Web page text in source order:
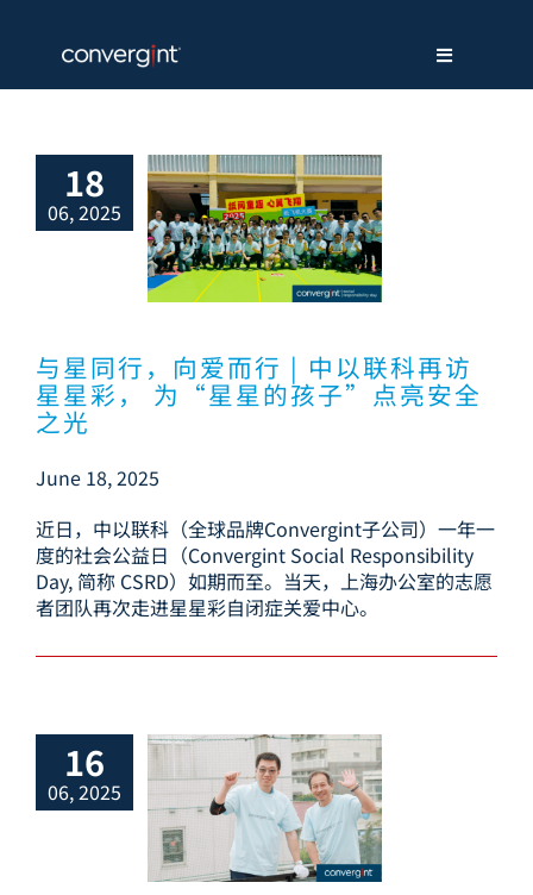
content
Toggle
Navigation
解决方案
新闻中心
招贤纳才
访问其他地区官网
18
06, 2025
，向爱而行 |
与星同行，向爱而行 | 中以联科再访
星星彩， 为“星星的孩子”点亮安全
之光
June 18, 2025
近日，中以联科（全球品牌Convergint子公司）一年一
度的社会公益日（Convergint Social Responsibility
Day, 简称 CSRD）如期而至。当天，上海办公室的志愿
者团队再次走进星星彩自闭症关爱中心。
16
06, 2025